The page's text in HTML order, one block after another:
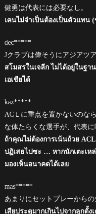
健勇は代表には必要なし。
เคนไม่จำเป็นต้องเป็นตัวแทน
dec*****
Jクラブは偉そうにアジアツ
สโมสรในเจลีก ไม่ได้อยู่ในฐา
เอเชียได้
kaz*****
ACＬに重点を置かないのな
な体たらくな選手が、代表
ถ้าคุณไม่ต้องการเน้นถ้วย
ปฏิเสธไปซะ … หากนักเตะเ
มองเห็นอนาคตได้เลย
mas*****
あまりにセットプレーから
เสียประตูมากเกินไปจากลูกตั้งเ